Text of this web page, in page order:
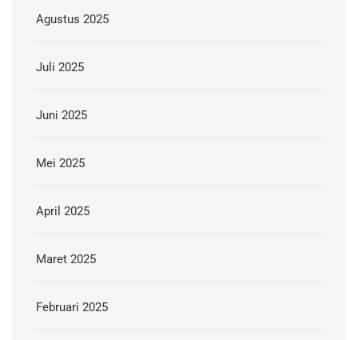
Agustus 2025
Juli 2025
Juni 2025
Mei 2025
April 2025
Maret 2025
Februari 2025